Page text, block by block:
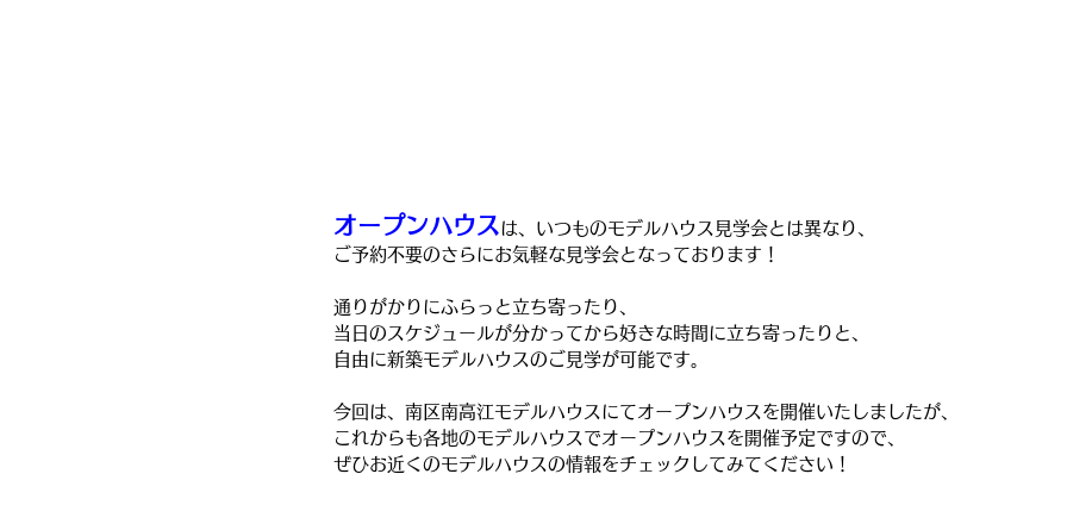
オープンハウス は、いつものモデルハウス見学会とは異なり、
ご予約不要のさらにお気軽な見学会となっております！
通りがかりにふらっと立ち寄ったり、
当日のスケジュールが分かってから好きな時間に立ち寄ったりと、
自由に新築モデルハウスのご見学が可能です。
今回は、南区南高江モデルハウスにてオープンハウスを開催いたしましたが、
これからも各地のモデルハウスでオープンハウスを開催予定ですので、
ぜひお近くのモデルハウスの情報をチェックしてみてください！